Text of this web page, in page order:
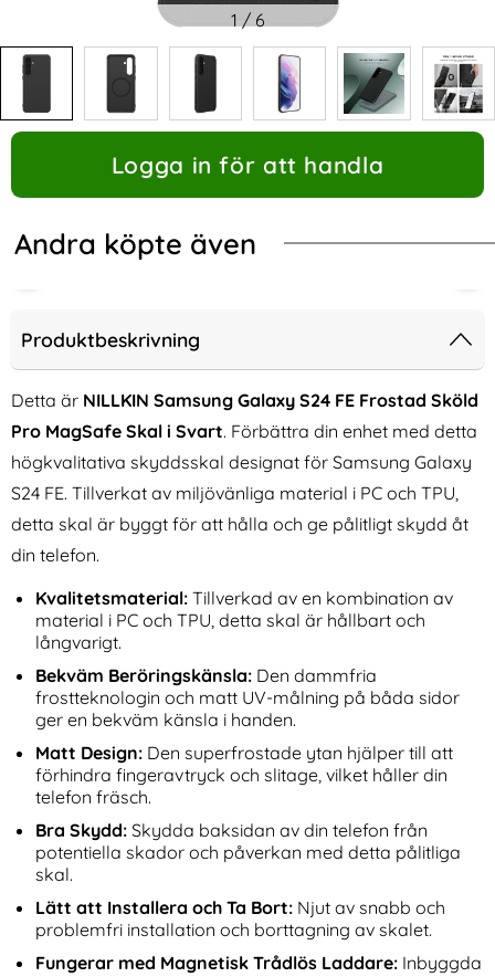
1 / 6
Logga in för att handla
Andra köpte även
Glas - Med Monteringsram
S24 FE Fodral RFID Äkta
Läder Svart
Art. nr 230944
rea pris
236 krtidigare pris
236 kr
Tillgänglighet:
Samsung Galaxy S24 FE Fodral RFID Äkta Läder Svart
Fodral Smart View White
Art. nr 235332
Tillgänglighet:
Produktbeskrivning
Detta är NILLKIN Samsung Galaxy S24 FE Frostad Sköld
Pro MagSafe Skal i Svart. Förbättra din enhet med detta
högkvalitativa skyddsskal designat för Samsung Galaxy
S24 FE. Tillverkat av miljövänliga material i PC och TPU,
detta skal är byggt för att hålla och ge pålitligt skydd åt
din telefon.
Kvalitetsmaterial: Tillverkad av en kombination av
material i PC och TPU, detta skal är hållbart och
långvarigt.
Bekväm Beröringskänsla: Den dammfria
frostteknologin och matt UV-målning på båda sidor
ger en bekväm känsla i handen.
Matt Design: Den superfrostade ytan hjälper till att
förhindra fingeravtryck och slitage, vilket håller din
telefon fräsch.
Bra Skydd: Skydda baksidan av din telefon från
potentiella skador och påverkan med detta pålitliga
skal.
Lätt att Installera och Ta Bort: Njut av snabb och
problemfri installation och borttagning av skalet.
Fungerar med Magnetisk Trådlös Laddare: Inbyggda